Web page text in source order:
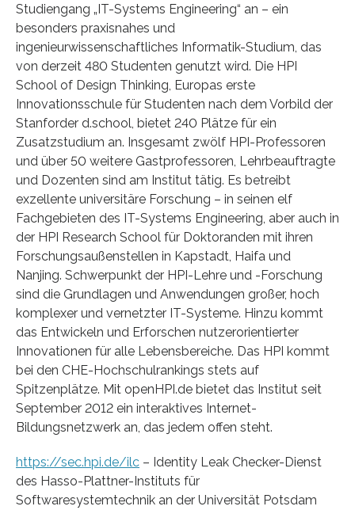
Studiengang „IT-Systems Engineering“ an – ein
besonders praxisnahes und
ingenieurwissenschaftliches Informatik-Studium, das
von derzeit 480 Studenten genutzt wird. Die HPI
School of Design Thinking, Europas erste
Innovationsschule für Studenten nach dem Vorbild der
Stanforder d.school, bietet 240 Plätze für ein
Zusatzstudium an. Insgesamt zwölf HPI-Professoren
und über 50 weitere Gastprofessoren, Lehrbeauftragte
und Dozenten sind am Institut tätig. Es betreibt
exzellente universitäre Forschung – in seinen elf
Fachgebieten des IT-Systems Engineering, aber auch in
der HPI Research School für Doktoranden mit ihren
Forschungsaußenstellen in Kapstadt, Haifa und
Nanjing. Schwerpunkt der HPI-Lehre und -Forschung
sind die Grundlagen und Anwendungen großer, hoch
komplexer und vernetzter IT-Systeme. Hinzu kommt
das Entwickeln und Erforschen nutzerorientierter
Innovationen für alle Lebensbereiche. Das HPI kommt
bei den CHE-Hochschulrankings stets auf
Spitzenplätze. Mit openHPI.de bietet das Institut seit
September 2012 ein interaktives Internet-
Bildungsnetzwerk an, das jedem offen steht.
https://sec.hpi.de/ilc – Identity Leak Checker-Dienst
des Hasso-Plattner-Instituts für
Softwaresystemtechnik an der Universität Potsdam